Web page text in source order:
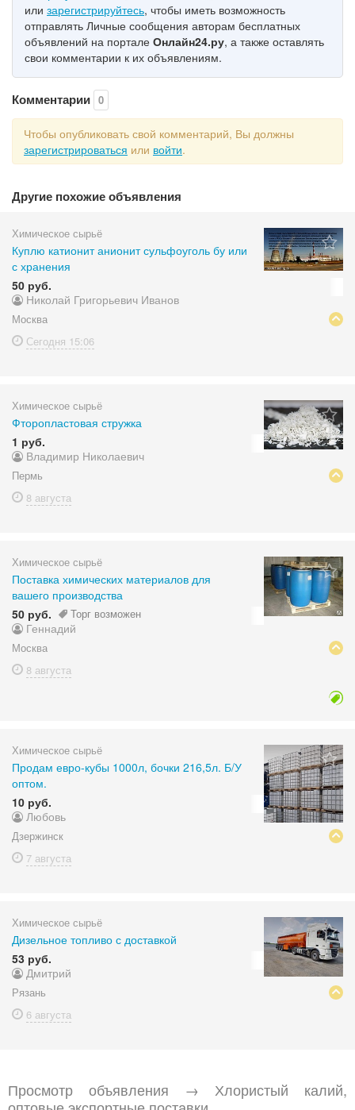
или зарегистрируйтесь, чтобы иметь возможность
отправлять Личные сообщения авторам бесплатных
объявлений на портале Онлайн24.ру, а также оставлять
свои комментарии к их объявлениям.
Комментарии 0
Чтобы опубликовать свой комментарий, Вы должны
зарегистрироваться или войти.
Другие похожие объявления
Химическое сырьё
Куплю катионит анионит сульфоуголь бу или
с хранения
50 руб.
Николай Григорьевич Иванов
Москва
Сегодня 15:06
Химическое сырьё
Фторопластовая стружка
1 руб.
Владимир Николаевич
Пермь
8 августа
Химическое сырьё
Поставка химических материалов для
вашего производства
50 руб.
Торг возможен
Геннадий
Москва
8 августа
Химическое сырьё
Продам евро-кубы 1000л, бочки 216,5л. Б/У
оптом.
10 руб.
Любовь
Дзержинск
7 августа
Химическое сырьё
Дизельное топливо с доставкой
53 руб.
Дмитрий
Рязань
6 августа
Просмотр объявления → Хлористый калий,